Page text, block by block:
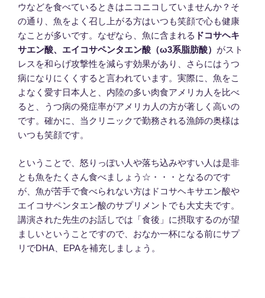
ウなどを食べているときはニコニコしていませんか？そ
の通り、魚をよく召し上がる方はいつも笑顔で心も健康
なことが多いです。なぜなら、魚に含まれる ドコサヘキ
サエン酸、エイコサペンタエン酸（ω3系脂肪酸） がスト
レスを和らげ攻撃性を減らす効果があり、さらにはうつ
病になりにくくすると言われています。実際に、魚をこ
よなく愛す日本人と、内陸の多い肉食アメリカ人を比べ
ると、うつ病の発症率がアメリカ人の方が著しく高いの
です。確かに、当クリニックで勤務される漁師の奥様は
いつも笑顔です。
ということで、怒りっぽい人や落ち込みやすい人は是非
とも魚をたくさん食べましょう☆・・・となるのです
が、魚が苦手で食べられない方はドコサヘキサエン酸や
エイコサペンタエン酸のサプリメントでも大丈夫です。
講演された先生のお話しでは「食後」に摂取するのが望
ましいということですので、おなか一杯になる前にサプ
リでDHA、EPAを補充しましょう。